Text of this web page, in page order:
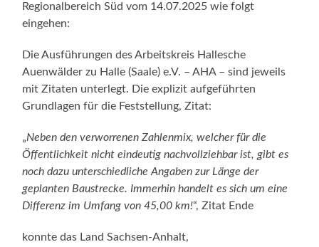
Regionalbereich Süd vom 14.07.2025 wie folgt
eingehen:
Die Ausführungen des Arbeitskreis Hallesche
Auenwälder zu Halle (Saale) e.V. – AHA – sind jeweils
mit Zitaten unterlegt. Die explizit aufgeführten
Grundlagen für die Feststellung, Zitat:
„Neben den verworrenen Zahlenmix, welcher für die
Öffentlichkeit nicht eindeutig nachvollziehbar ist, gibt es
noch dazu unterschiedliche Angaben zur Länge der
geplanten Baustrecke. Immerhin handelt es sich um eine
Differenz im Umfang von 45,00 km!“, Zitat Ende
konnte das Land Sachsen-Anhalt,